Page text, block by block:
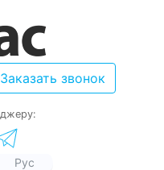
Заказать звонок
Рус